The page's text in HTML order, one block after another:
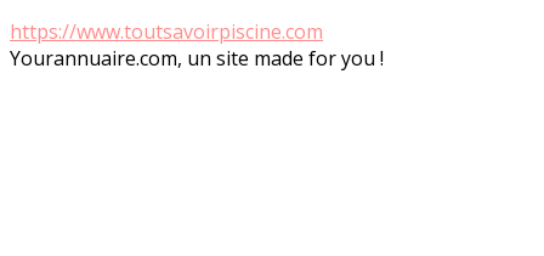
https://www.toutsavoirpiscine.com
Yourannuaire.com, un site made for you !